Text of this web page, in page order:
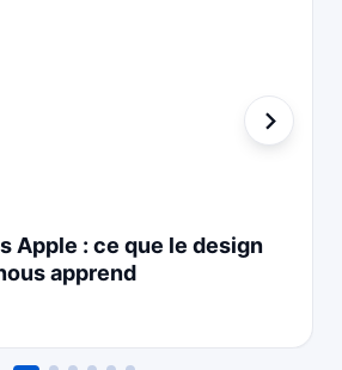
Apple : ce que le design
apprend